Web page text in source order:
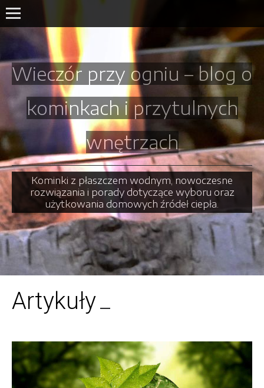
Wieczór przy ogniu – blog o
kominkach i przytulnych
wnętrzach
Kominki z płaszczem wodnym, nowoczesne
rozwiązania i porady dotyczące wyboru oraz
użytkowania domowych źródeł ciepła.
Artykuły